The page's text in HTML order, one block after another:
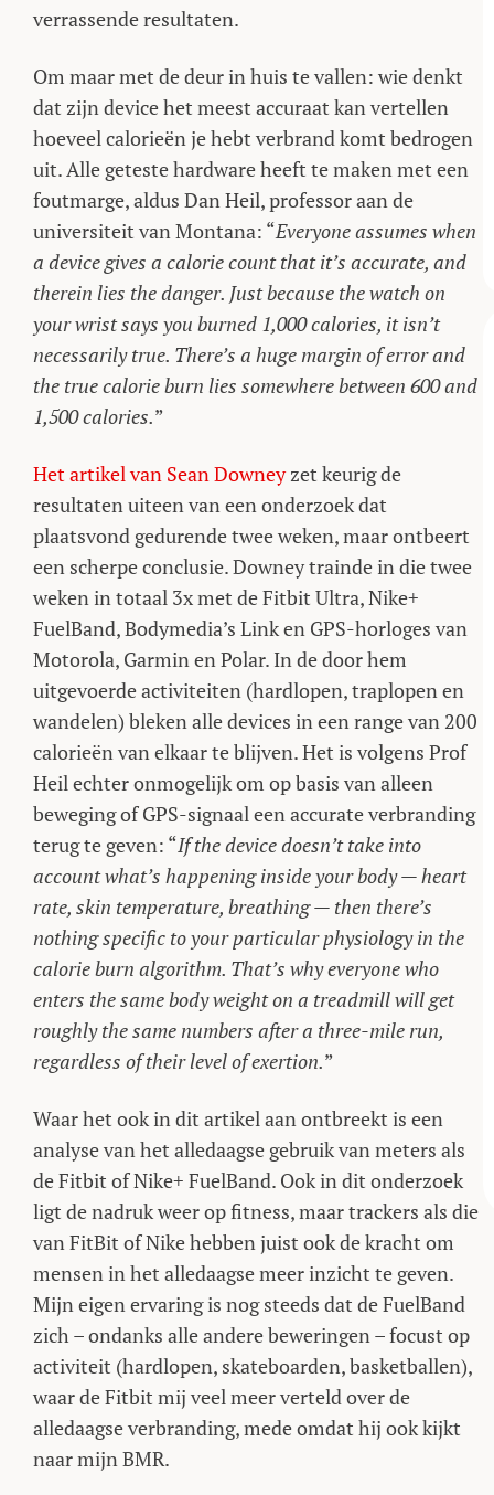
verrassende resultaten.
Om maar met de deur in huis te vallen: wie denkt
dat zijn device het meest accuraat kan vertellen
hoeveel calorieën je hebt verbrand komt bedrogen
uit. Alle geteste hardware heeft te maken met een
foutmarge, aldus Dan Heil, professor aan de
universiteit van Montana: “Everyone assumes when
a device gives a calorie count that it’s accurate, and
therein lies the danger. Just because the watch on
your wrist says you burned 1,000 calories, it isn’t
necessarily true. There’s a huge margin of error and
the true calorie burn lies somewhere between 600 and
1,500 calories.”
Het artikel van Sean Downeyzet keurig de
resultaten uiteen van een onderzoek dat
plaatsvond gedurende twee weken, maar ontbeert
een scherpe conclusie. Downey trainde in die twee
weken in totaal 3x met de Fitbit Ultra, Nike+
FuelBand, Bodymedia’s Link en GPS-horloges van
Motorola, Garmin en Polar. In de door hem
uitgevoerde activiteiten (hardlopen, traplopen en
wandelen) bleken alle devices in een range van 200
calorieën van elkaar te blijven. Het is volgens Prof
Heil echter onmogelijk om op basis van alleen
beweging of GPS-signaal een accurate verbranding
terug te geven: “If the device doesn’t take into
account what’s happening inside your body — heart
rate, skin temperature, breathing — then there’s
nothing specific to your particular physiology in the
calorie burn algorithm. That’s why everyone who
enters the same body weight on a treadmill will get
roughly the same numbers after a three-mile run,
regardless of their level of exertion.”
Waar het ook in dit artikel aan ontbreekt is een
analyse van het alledaagse gebruik van meters als
de Fitbit of Nike+ FuelBand. Ook in dit onderzoek
ligt de nadruk weer op fitness, maar trackers als die
van FitBit of Nike hebben juist ook de kracht om
mensen in het alledaagse meer inzicht te geven.
Mijn eigen ervaring is nog steeds dat de FuelBand
zich – ondanks alle andere beweringen – focust op
activiteit (hardlopen, skateboarden, basketballen),
waar de Fitbit mij veel meer verteld over de
alledaagse verbranding, mede omdat hij ook kijkt
naar mijn BMR.